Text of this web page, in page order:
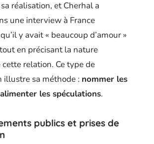
réalisation, et Cherhal a
une interview à France
y avait « beaucoup d’amour »
en précisant la nature
cette relation. Ce type de
illustre sa méthode : nommer les
les spéculations.
publics et prises de